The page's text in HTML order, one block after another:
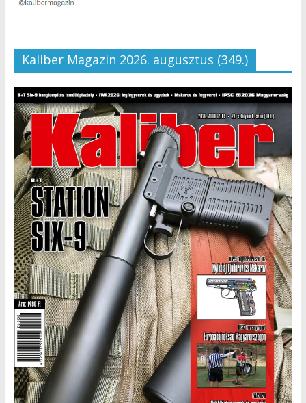
Kaliber Magazin 2026. augusztus (349.)